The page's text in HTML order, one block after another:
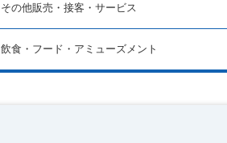
その他販売・接客・サービス
飲食・フード・アミューズメント